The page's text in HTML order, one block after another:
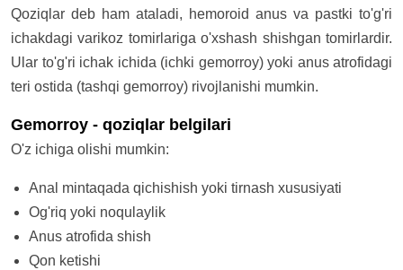
Qoziqlar deb ham ataladi, hemoroid anus va pastki to'g'ri
ichakdagi varikoz tomirlariga o'xshash shishgan tomirlardir.
Ular to'g'ri ichak ichida (ichki gemorroy) yoki anus atrofidagi
teri ostida (tashqi gemorroy) rivojlanishi mumkin.
Gemorroy - qoziqlar belgilari
O'z ichiga olishi mumkin:
Anal mintaqada qichishish yoki tirnash xususiyati
Og'riq yoki noqulaylik
Anus atrofida shish
Qon ketishi